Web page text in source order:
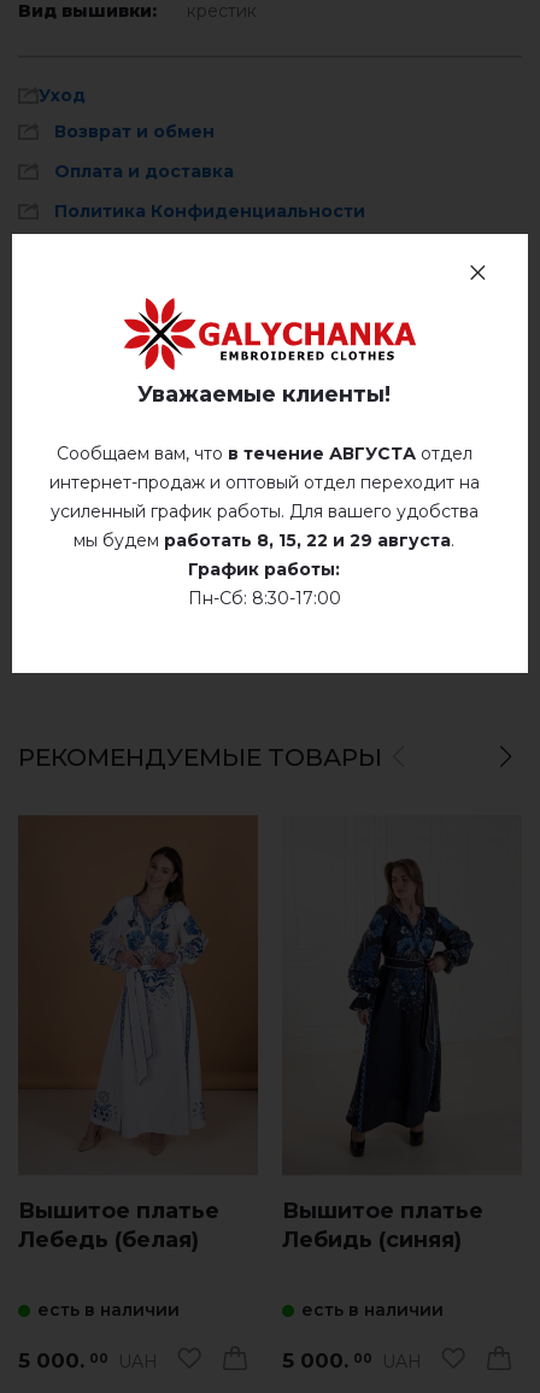
Вид вышивки:
крестик
Уход
Возврат и обмен
Оплата и доставка
Политика Конфиденциальности
Описание
ОТЗЫВЫ О ПАПОРОТЬ (ГОРЧИЦА)
Немає відгуків про цей товар.
добавьте свой отзыв о Папороть (горчица)
РЕКОМЕНДУЕМЫЕ ТОВАРЫ
Вышитое платье
Лебeдь (белая)
есть в наличии
5 000. 00 UAH
Вышитое платье
Лебидь (синяя)
есть в наличии
5 000. 00 UAH
Ручная стирка до 40° C
гладить при температуре 110° C
Сухая чистка
Сушить у розложенном виде
Сушить розвешенной
Уважаемые клиенты!
Сообщаем вам, что в течение АВГУСТАотдел
интернет-продаж и оптовый отдел переходит на
усиленный график работы. Для вашего удобства
мы будем работать 8, 15, 22 и 29 августа.
График работы:
Пн-Сб: 8:30-17:00